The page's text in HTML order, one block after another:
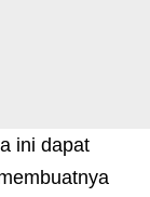
ini dapat